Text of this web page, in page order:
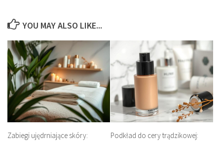
YOU MAY ALSO LIKE...
Zabiegi ujędrniające skóry:
Podkład do cery trądzikowej: